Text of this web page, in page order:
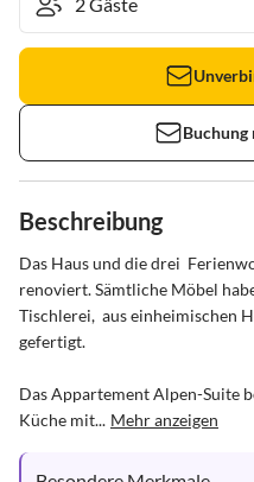
Buchung
Beschreibung
Das Haus und die drei
renoviert. Sämtliche Möbel
Tischlerei,  aus einheimischen
gefertigt.
Das Appartement Alpen-Suite
Küche mit... Mehr anzeigen